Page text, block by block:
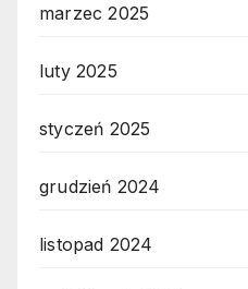
marzec 2025
luty 2025
styczeń 2025
grudzień 2024
listopad 2024